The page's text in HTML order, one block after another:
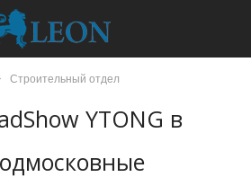
Строительный отдел
YTONG в